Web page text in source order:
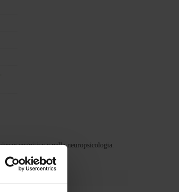
cognitive e nella neuropsicologia.